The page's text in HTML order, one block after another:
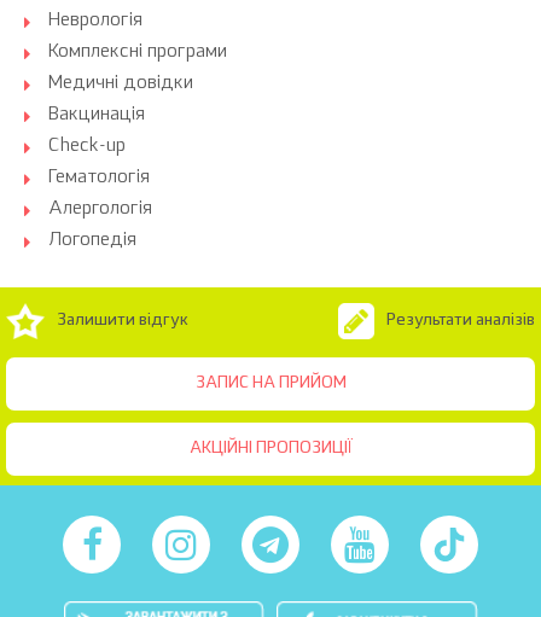
Неврологія
Комплексні програми
Медичні довідки
Вакцинація
Check-up
Гематологія
Алергологія
Логопедія
ЗАПИС НА ПРИЙОМ
Залишити відгук Результати аналізів
АКЦІЙНІ ПРОПОЗИЦІЇ